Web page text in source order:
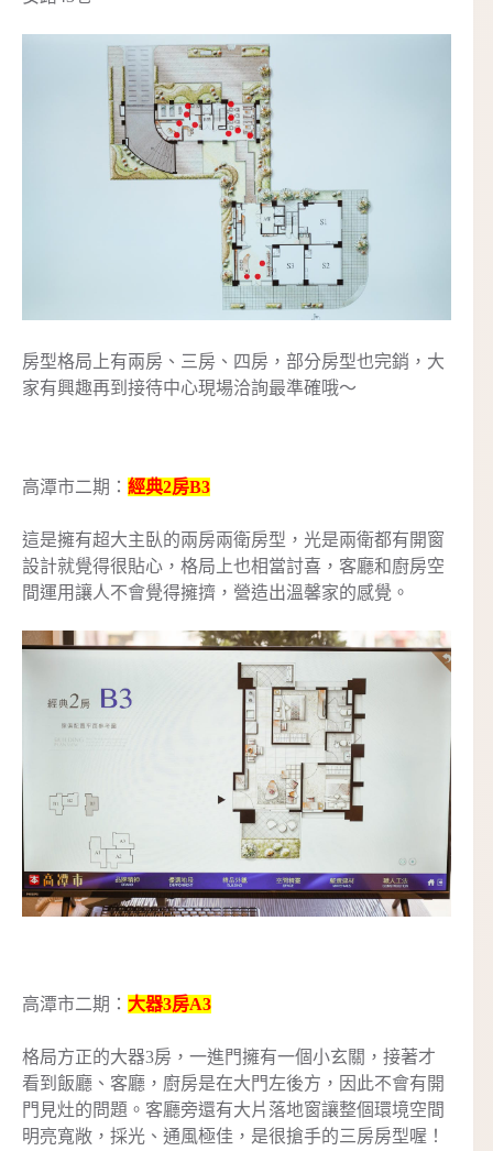
房型格局上有兩房、三房、四房，部分房型也完銷，大
家有興趣再到接待中心現場洽詢最準確哦～
高潭市二期： 經典2房B3
這是擁有超大主臥的兩房兩衛房型，光是兩衛都有開窗
設計就覺得很貼心，格局上也相當討喜，客廳和廚房空
間運用讓人不會覺得擁擠，營造出溫馨家的感覺。
高潭市二期： 大器3房A3
格局方正的大器3房，一進門擁有一個小玄關，接著才
看到飯廳、客廳，廚房是在大門左後方，因此不會有開
門見灶的問題。客廳旁還有大片落地窗讓整個環境空間
明亮寬敞，採光、通風極佳，是很搶手的三房房型喔！